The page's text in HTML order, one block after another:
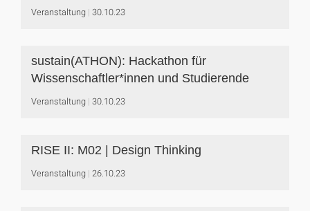
Veranstaltung 30.10.23
sustain(ATHON): Hackathon für
Wissenschaftler*innen und Studierende
Veranstaltung 30.10.23
RISE II: M02 | Design Thinking
Veranstaltung 26.10.23